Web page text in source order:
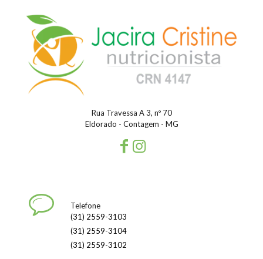
Rua Travessa A 3, nº 70
Eldorado - Contagem - MG
Telefone
(31) 2559-3103
(31) 2559-3104
(31) 2559-3102